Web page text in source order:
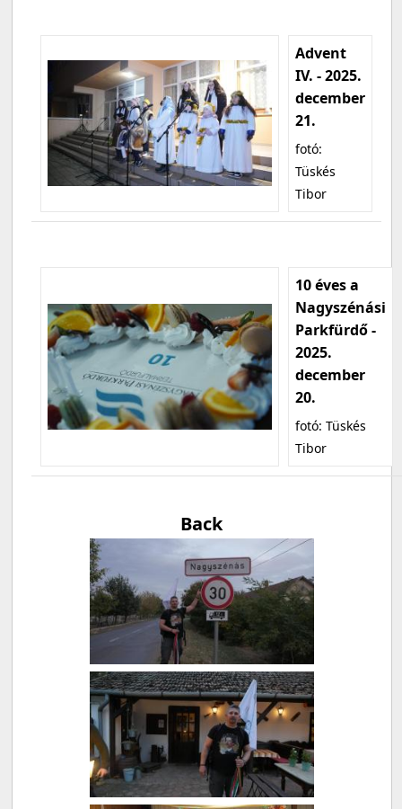
Advent
IV. - 2025.
december
21.
fotó:
Tüskés
Tibor
10 éves a
Nagyszénási
Parkfürdő -
2025.
december
20.
fotó: Tüskés
Tibor
Back